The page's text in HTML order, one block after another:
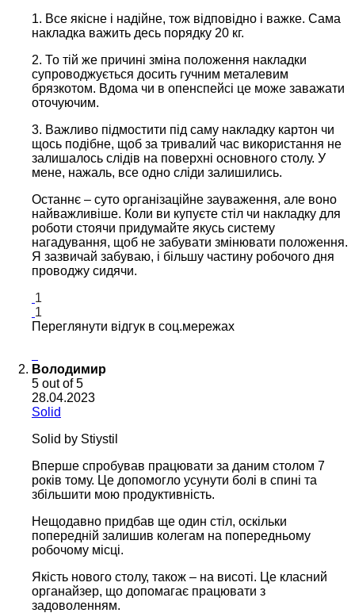
1. Все якісне і надійне, тож відповідно і важке. Сама
накладка важить десь порядку 20 кг.
2. То тій же причині зміна положення накладки
супроводжується досить гучним металевим
брязкотом. Вдома чи в опенспейсі це може заважати
оточуючим.
3. Важливо підмостити під саму накладку картон чи
щось подібне, щоб за тривалий час використання не
залишалось слідів на поверхні основного столу. У
мене, нажаль, все одно сліди залишились.
Останнє – суто організаційне зауваження, але воно
найважливіше. Коли ви купуєте стіл чи накладку для
роботи стоячи придумайте якусь систему
нагадування, щоб не забувати змінювати положення.
Я зазвичай забуваю, і більшу частину робочого дня
проводжу сидячи.
1
1
Переглянути відгук в соц.мережах
Володимир
5 out of 5
28.04.2023
Solid
Solid by Stiystil
Вперше спробував працювати за даним столом 7
років тому. Це допомогло усунути болі в спині та
збільшити мою продуктивність.
Нещодавно придбав ще один стіл, оскільки
попередній залишив колегам на попередньому
робочому місці.
Якість нового столу, також – на висоті. Це класний
органайзер, що допомагає працювати з
задоволенням.